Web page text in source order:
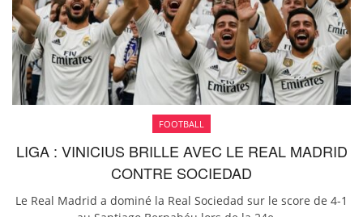
FOOTBALL
LIGA : VINICIUS BRILLE AVEC LE REAL MADRID
CONTRE SOCIEDAD
Le Real Madrid a dominé la Real Sociedad sur le score de 4-1